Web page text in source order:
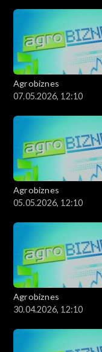
Agrobiznes
07.05.2026, 12:10
Agrobiznes
05.05.2026, 12:10
Agrobiznes
30.04.2026, 12:10